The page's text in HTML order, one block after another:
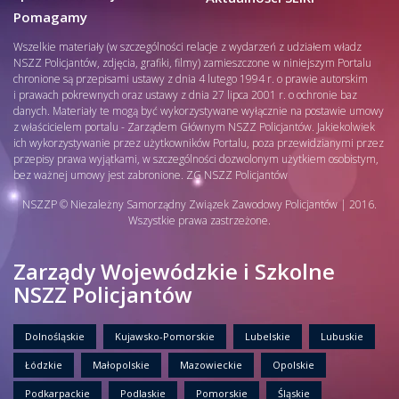
Pomagamy
Wszelkie materiały (w szczególności relacje z wydarzeń z udziałem władz
NSZZ Policjantów, zdjęcia, grafiki, filmy) zamieszczone w niniejszym Portalu
chronione są przepisami ustawy z dnia 4 lutego 1994 r. o prawie autorskim
i prawach pokrewnych oraz ustawy z dnia 27 lipca 2001 r. o ochronie baz
danych. Materiały te mogą być wykorzystywane wyłącznie na postawie umowy
z właścicielem portalu - Zarządem Głównym NSZZ Policjantów. Jakiekolwiek
ich wykorzystywanie przez użytkowników Portalu, poza przewidzianymi przez
przepisy prawa wyjątkami, w szczególności dozwolonym użytkiem osobistym,
bez ważnej umowy jest zabronione. ZG NSZZ Policjantów
NSZZP © Niezależny Samorządny Związek Zawodowy Policjantów | 2016.
Wszystkie prawa zastrzeżone.
Zarządy Wojewódzkie i Szkolne
NSZZ Policjantów
Dolnośląskie Kujawsko-Pomorskie Lubelskie Lubuskie
Łódzkie Małopolskie Mazowieckie Opolskie
Podkarpackie Podlaskie Pomorskie Śląskie